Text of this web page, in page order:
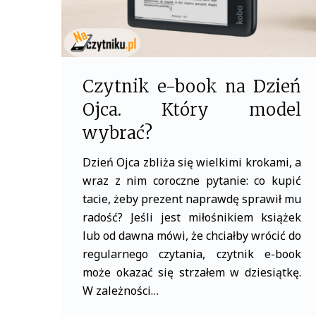
Czytnik e-book na Dzień
Ojca. Który model
wybrać?
Dzień Ojca zbliża się wielkimi krokami, a
wraz z nim coroczne pytanie: co kupić
tacie, żeby prezent naprawdę sprawił mu
radość? Jeśli jest miłośnikiem książek
lub od dawna mówi, że chciałby wrócić do
regularnego czytania, czytnik e-book
może okazać się strzałem w dziesiątkę.
W zależności…